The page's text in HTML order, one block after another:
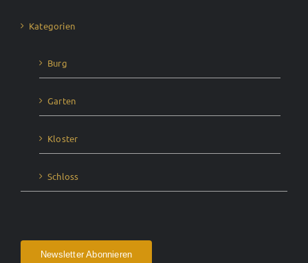
Kategorien
Burg
Garten
Kloster
Schloss
Newsletter Abonnieren